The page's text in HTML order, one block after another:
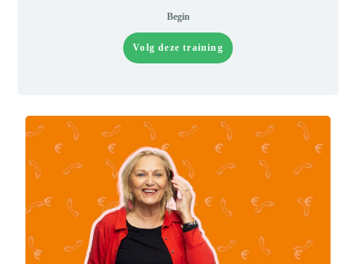
Begin
Volg deze training